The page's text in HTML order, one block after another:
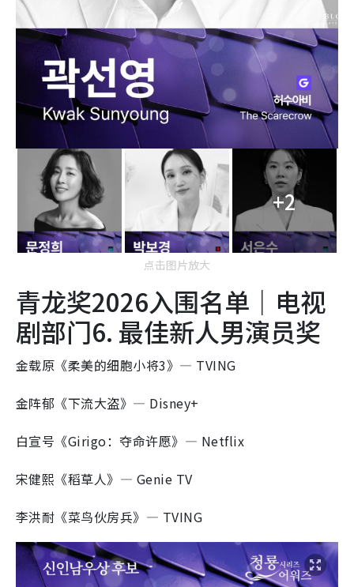
+2
点击图片放大
青龙奖2026入围名单｜电视
剧部门6. 最佳新人男演员奖
金载原《柔美的细胞小将3》— TVING
金阵郁《下流大盗》— Disney+
白宣号《Girigo：夺命许愿》— Netflix
宋健熙《稻草人》— Genie TV
李洪耐《菜鸟伙房兵》— TVING